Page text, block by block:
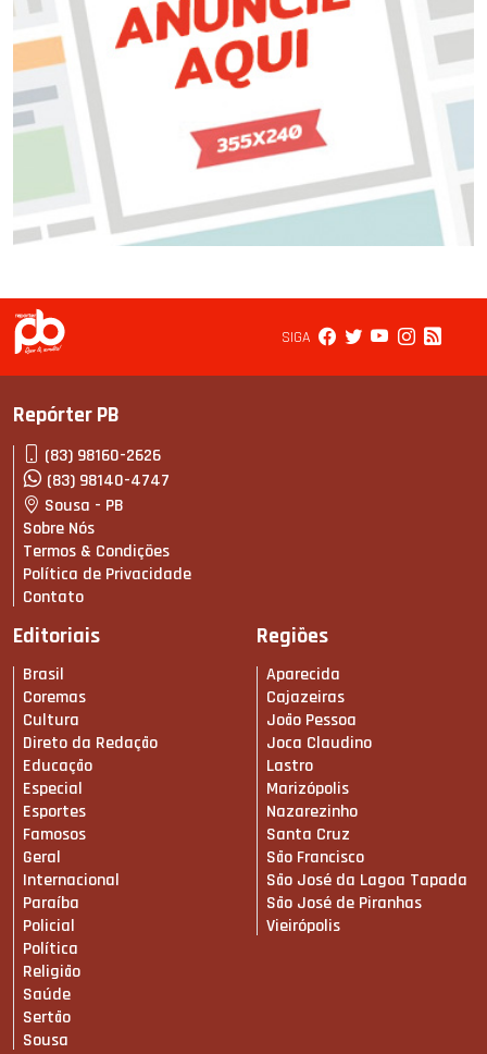
SIGA
Repórter PB
(83) 98160-2626
(83) 98140-4747
Sousa - PB
Sobre Nós
Termos & Condições
Política de Privacidade
Contato
Editoriais
Brasil
Coremas
Cultura
Direto da Redação
Educação
Especial
Esportes
Famosos
Geral
Internacional
Paraíba
Policial
Política
Religião
Saúde
Sertão
Sousa
Regiões
Aparecida
Cajazeiras
João Pessoa
Joca Claudino
Lastro
Marizópolis
Nazarezinho
Santa Cruz
São Francisco
São José da Lagoa Tapada
São José de Piranhas
Vieirópolis